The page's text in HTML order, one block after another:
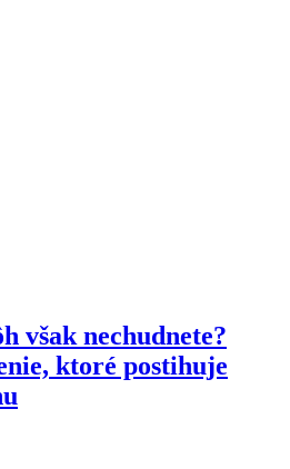
však nechudnete?
ktoré postihuje